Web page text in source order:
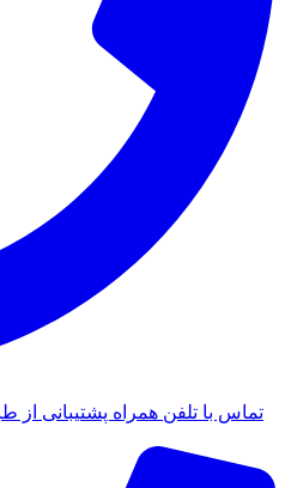
تماس با تلفن همراه پشتیبانی